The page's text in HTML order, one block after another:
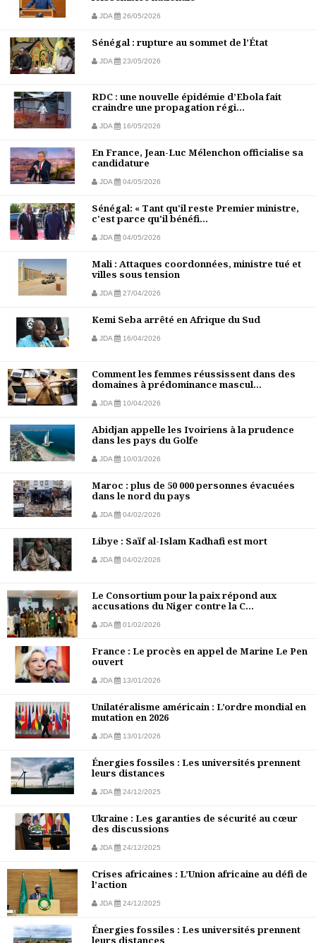
JDA 26/05/2026
Sénégal : rupture au sommet de l’État
JDA 23/05/2026
RDC : une nouvelle épidémie d’Ebola fait
craindre une propagation régi...
JDA 16/05/2026
En France, Jean-Luc Mélenchon officialise sa
candidature
JDA 04/05/2026
Sénégal: « Tant qu'il reste Premier ministre,
c'est parce qu'il bénéfi...
JDA 04/05/2026
Mali : Attaques coordonnées, ministre tué et
villes sous tension
JDA 27/04/2026
Kemi Seba arrêté en Afrique du Sud
JDA 16/04/2026
Comment les femmes réussissent dans des
domaines à prédominance mascul...
JDA 10/04/2026
Abidjan appelle les Ivoiriens à la prudence
dans les pays du Golfe
JDA 10/03/2026
Maroc : plus de 50 000 personnes évacuées
dans le nord du pays
JDA 04/02/2026
Libye : Saïf al-Islam Kadhafi est mort
JDA 04/02/2026
Le Consortium pour la paix répond aux
accusations du Niger contre la C...
JDA 01/02/2026
France : Le procès en appel de Marine Le Pen
ouvert
JDA 13/01/2026
Unilatéralisme américain : L’ordre mondial en
mutation en 2026
JDA 13/01/2026
Énergies fossiles : Les universités prennent
leurs distances
JDA 24/12/2025
Ukraine : Les garanties de sécurité au cœur
des discussions
JDA 24/12/2025
Crises africaines : L’Union africaine au défi de
l’action
JDA 24/12/2025
Énergies fossiles : Les universités prennent